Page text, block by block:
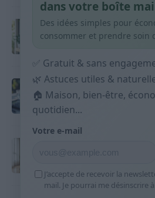
Produits ménagers :
courses sans acheter
Budget mensuel :
répartir son salaire
9 avril 2026
Sport 10 minutes
9 avril 2026
dans votre boîte
Des idées simples pour
consommer et prendre soin
✅ Gratuit & sans
🌿 Astuces utiles &
🏠 Maison, bien-être,
quotidien...
Votre e-mail
J’accepte de recevoir la
mail. Je pourrai me désinscrire